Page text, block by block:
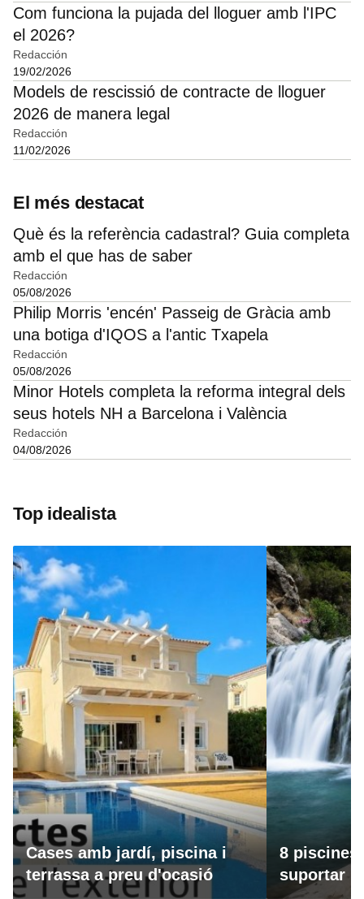
Com funciona la pujada del lloguer amb l'IPC
el 2026?
Redacción
19/02/2026
Models de rescissió de contracte de lloguer
2026 de manera legal
Redacción
11/02/2026
El més destacat
Què és la referència cadastral? Guia completa
amb el que has de saber
Redacción
05/08/2026
Philip Morris 'encén' Passeig de Gràcia amb
una botiga d'IQOS a l'antic Txapela
Redacción
05/08/2026
Minor Hotels completa la reforma integral dels
seus hotels NH a Barcelona i València
Redacción
04/08/2026
Top idealista
Cases amb jardí, piscina i
terrassa a preu d'ocasió
8 piscines
suportar